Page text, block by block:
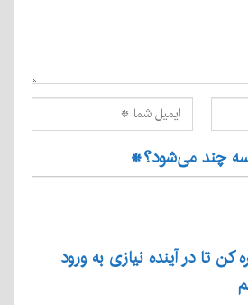
چند می‌شود؟*
کن تا در آینده نیازی به ورود